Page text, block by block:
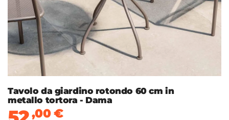
Tavolo da giardino rotondo 60 cm in
metallo tortora - Dama
,00€